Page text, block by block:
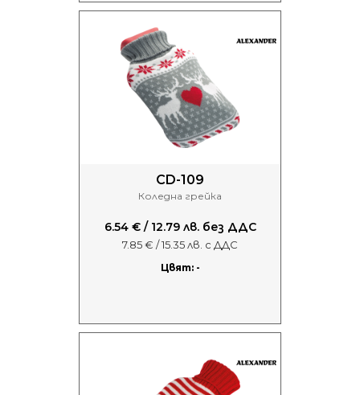
CD-109
Коледна грейка
6.54 € / 12.79 лв. без ДДС
7.85 € / 15.35 лв. с ДДС
Цвят: -